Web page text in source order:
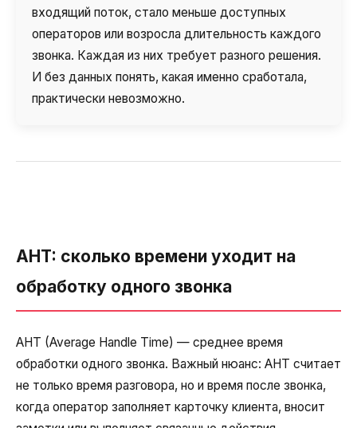
входящий поток, стало меньше доступных
операторов или возросла длительность каждого
звонка. Каждая из них требует разного решения.
И без данных понять, какая именно сработала,
практически невозможно.
AHT: сколько времени уходит на
обработку одного звонка
AHT (Average Handle Time) — среднее время
обработки одного звонка. Важный нюанс: AHT считает
не только время разговора, но и время после звонка,
когда оператор заполняет карточку клиента, вносит
Написать партнеру
Номер телефона
+1
Ваше имя
Ваше имя
Ваше имя
помощь